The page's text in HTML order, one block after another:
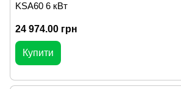
KSA60 6 кВт
24 974.00 грн
Купити